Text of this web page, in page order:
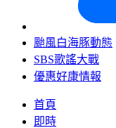
颱風白海豚動態
SBS歌謠大戰
優惠好康情報
首頁
即時